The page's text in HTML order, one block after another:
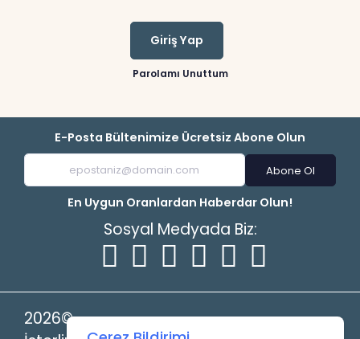
Giriş Yap
Parolamı Unuttum
E-Posta Bültenimize Ücretsiz Abone Olun
Abone Ol
En Uygun Oranlardan Haberdar Olun!
Sosyal Medyada Biz:
2026©